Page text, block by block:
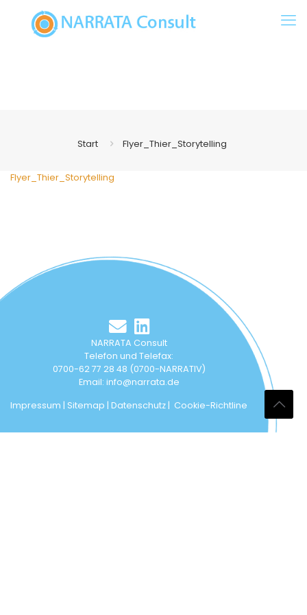
Start Flyer_Thier_Storytelling
Flyer_Thier_Storytelling
NARRATA Consult
Telefon und Telefax:
0700-62 77 28 48 (0700-NARRATIV)
Email: info@narrata.de
Impressum | Sitemap | Datenschutz | Cookie-Richtline